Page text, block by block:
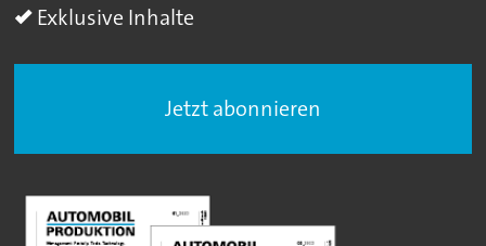
Exklusive Inhalte
Jetzt abonnieren